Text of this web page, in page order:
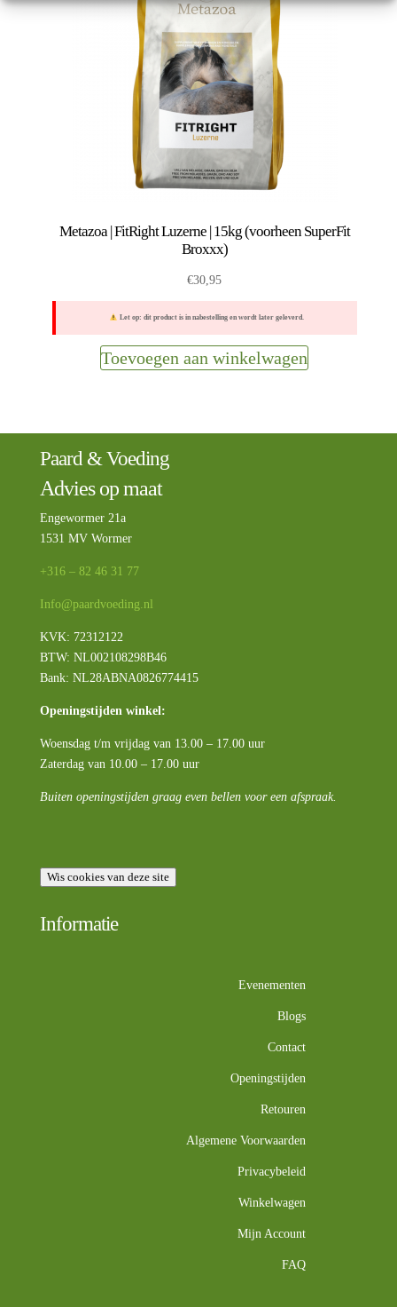
Metazoa | FitRight Luzerne | 15kg (voorheen SuperFit
Broxxx)
€30,95
Let op: dit product is in nabestelling en wordt later geleverd.
Toevoegen aan winkelwagen
Paard & Voeding
Advies op maat
Engewormer 21a
1531 MV Wormer
+316 – 82 46 31 77
Info@paardvoeding.nl
KVK: 72312122
BTW: NL002108298B46
Bank: NL28ABNA0826774415
Openingstijden winkel:
Woensdag t/m vrijdag van 13.00 – 17.00 uur
Zaterdag van 10.00 – 17.00 uur
Buiten openingstijden graag even bellen voor een afspraak.
Wis cookies van deze site
Informatie
Evenementen
Blogs
Contact
Openingstijden
Retouren
Algemene Voorwaarden
Privacybeleid
Winkelwagen
Mijn Account
FAQ